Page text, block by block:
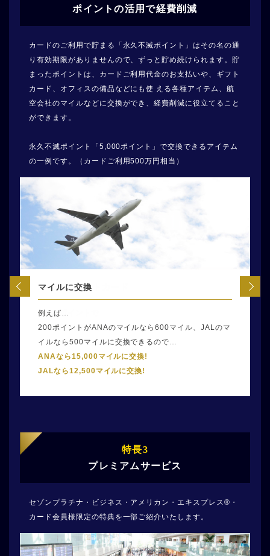
ポイントの活用で経費削減
カードのご利用で貯まる「永久不滅ポイント」はその名の通
り有効期限がありませんので、ずっと貯め続けられます。貯
まったポイントは、カードご利用代金のお支払いや、ギフト
カード、オフィスの備品などにも使 える各種アイテム、航
空会社のマイルなどに交換ができ、経費削減に役立てること
ができます。
永久不滅ポイント「5,000ポイント」で交換できるアイテム
の一例です。
（カードご利用500万円相当）
お支払いに利用
例えば…
200ポイント=900円として交換できるので…
22,500円分のお支払に利用!
Amazonギフトカード
5,000ポイントで
25,000円相当に交換！
マイルに交換
例えば…
200ポイントがANAのマイルなら600マイル、JALのマ
イルなら500マイルに交換できるので…
ANAなら15,000マイルに交換!
JALなら12,500マイルに交換!
特長3
プレミアムサービス
セゾンプラチナ・ビジネス・アメリカン・エキスプレス®・
カード会員様限定の特典を一部ご紹介いたします。